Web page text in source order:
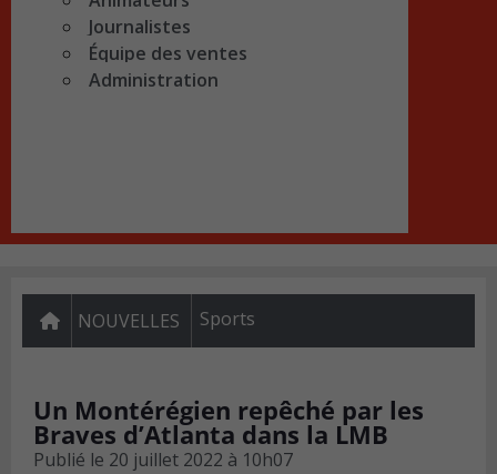
Journalistes
Équipe des ventes
Administration
NOUVELLES Sports
Un Montérégien repêché par les
Braves d’Atlanta dans la LMB
Publié le 20 juillet 2022 à 10h07